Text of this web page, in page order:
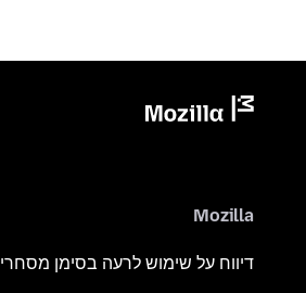
Mozilla
דיווח על שימוש לרעה בסימן מסחרי